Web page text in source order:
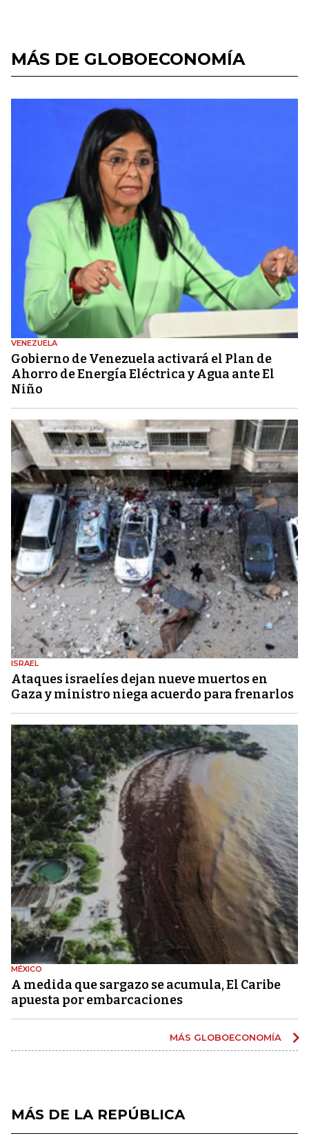
MÁS DE GLOBOECONOMÍA
VENEZUELA
Gobierno de Venezuela activará el Plan de
Ahorro de Energía Eléctrica y Agua ante El
Niño
ISRAEL
Ataques israelíes dejan nueve muertos en
Gaza y ministro niega acuerdo para frenarlos
MÉXICO
A medida que sargazo se acumula, El Caribe
apuesta por embarcaciones
MÁS GLOBOECONOMÍA
MÁS DE LA REPÚBLICA